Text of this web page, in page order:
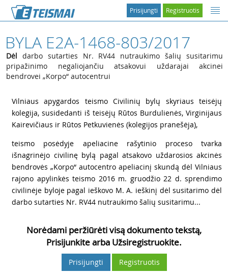
Registruotis
Prisijungti
BYLA E2A-1468-803/2017
Dėl darbo sutarties Nr. RV44 nutraukimo šalių susitarimu
pripažinimo negaliojančiu atsakovui uždarajai akcinei
bendrovei „Korpo“ autocentrui
Vilniaus apygardos teismo Civilinių bylų skyriaus teisėjų
kolegija, susidedanti iš teisėjų Rūtos Burdulienės, Virginijaus
Kairevičiaus ir Rūtos Petkuvienės (kolegijos pranešėja),
teismo posėdyje apeliacine rašytinio proceso tvarka
išnagrinėjo civilinę bylą pagal atsakovo uždarosios akcinės
bendrovės „Korpo“ autocentro apeliacinį skundą dėl Vilniaus
rajono apylinkės teismo 2016 m. gruodžio 22 d. sprendimo
civilinėje byloje pagal ieškovo M. A. ieškinį dėl susitarimo dėl
darbo sutarties Nr. RV44 nutraukimo šalių susitarimu...
Norėdami peržiūrėti visą dokumento tekstą,
Prisijunkite arba Užsiregistruokite.
Prisijungti Registruotis